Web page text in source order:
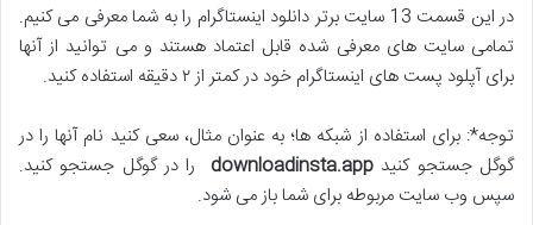
در این قسمت 13 سایت برتر دانلود اینستاگرام را به شما معرفی می کنیم.
تمامی سایت های معرفی شده قابل اعتماد هستند و می توانید از آنها
برای آپلود پست های اینستاگرام خود در کمتر از ۲ دقیقه استفاده کنید.
توجه*: برای استفاده از شبکه ها؛ به عنوان مثال، سعی کنید نام آنها را در
گوگل جستجو کنید downloadinsta.app را در گوگل جستجو کنید.
سپس وب سایت مربوطه برای شما باز می شود.